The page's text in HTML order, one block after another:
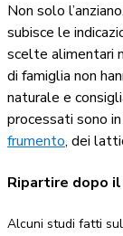
Non solo
subisce le
scelte alimentari
di famiglia non
naturale e
processati sono
frumento, dei
Ripartire dopo il
Alcuni studi fatti